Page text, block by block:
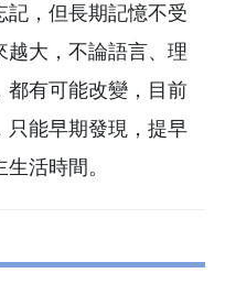
記，但長期記憶不受
越大，不論語言、理
都有可能改變，目前
只能早期發現，提早
活時間。